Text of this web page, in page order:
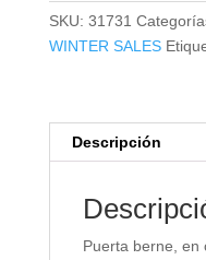
SKU: 31731
WINTER SALES
Descripción
Puerta berne, en